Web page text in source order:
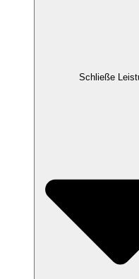
Schließe